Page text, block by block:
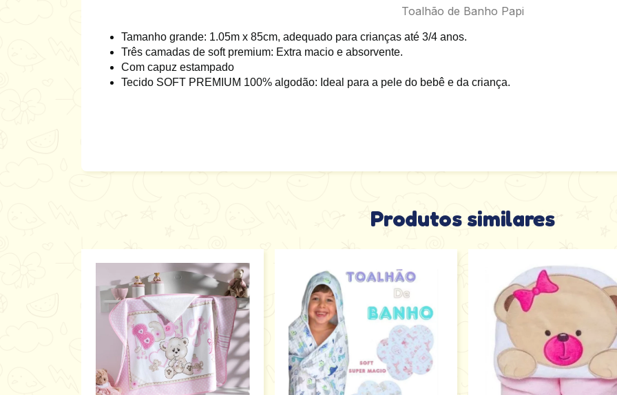
Toalhão de Banho Papi
Tamanho grande: 1.05m x 85cm, adequado para crianças até 3/4 anos.
Três camadas de soft premium: Extra macio e absorvente.
Com capuz estampado
Tecido SOFT PREMIUM 100% algodão: Ideal para a pele do bebê e da criança.
Produtos similares